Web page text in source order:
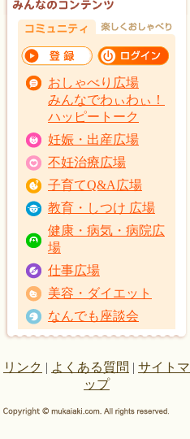
おしゃべり広場
みんなでわぃわぃ！
ハッピートーク
妊娠・出産広場
不妊治療広場
子育てQ&A広場
教育・しつけ 広場
健康・病気・病院広
場
仕事広場
美容・ダイエット
なんでも座談会
リンク | よくある質問 | サイトマ
ップ